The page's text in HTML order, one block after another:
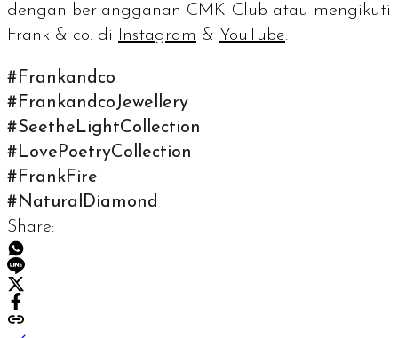
dengan berlangganan CMK Club atau mengikuti
Frank & co. di
Instagram & YouTube.
#Frankandco
#FrankandcoJewellery
#SeetheLightCollection
#LovePoetryCollection
#FrankFire
#NaturalDiamond
Share: